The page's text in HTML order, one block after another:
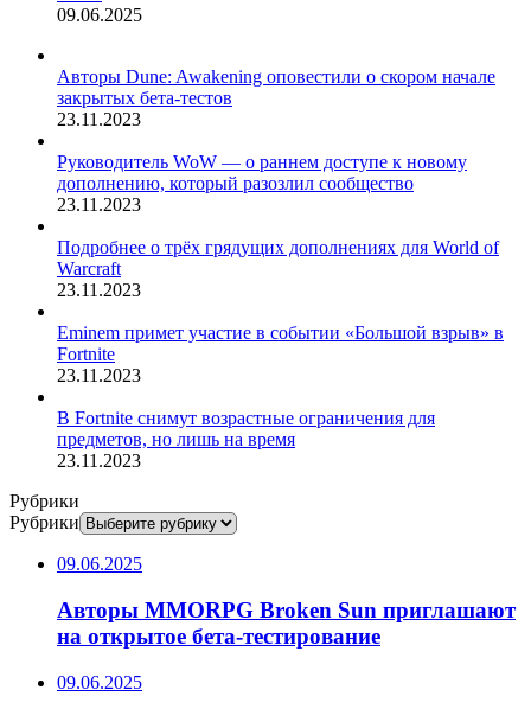
09.06.2025
Авторы Dune: Awakening оповестили о скором начале
закрытых бета-тестов
23.11.2023
Руководитель WoW — о раннем доступе к новому
дополнению, который разозлил сообщество
23.11.2023
Подробнее о трёх грядущих дополнениях для World of
Warcraft
23.11.2023
Eminem примет участие в событии «Большой взрыв» в
Fortnite
23.11.2023
В Fortnite снимут возрастные ограничения для
предметов, но лишь на время
23.11.2023
Рубрики
Рубрики
09.06.2025
Авторы MMORPG Broken Sun приглашают
на открытое бета-тестирование
09.06.2025